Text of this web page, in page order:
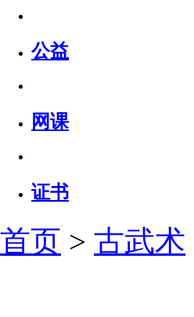
公益
网课
证书
首页 > 古武术